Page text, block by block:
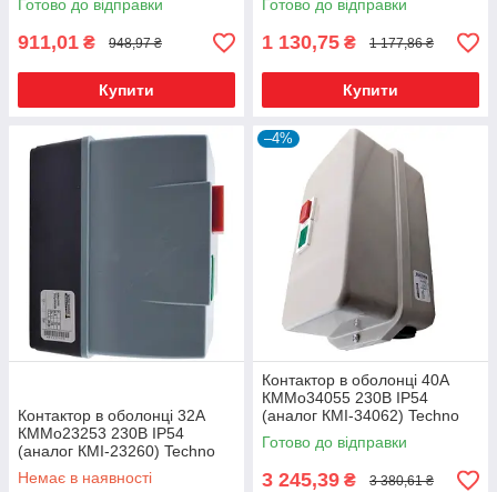
Готово до відправки
911,01 ₴ 948,97 ₴
Купити
Готово до відправки
1 130,75 ₴ 1 177,86 ₴
Купити
Контактор в оболонці 32А
КММо23253 230В IP54
(аналог КМІ-23260) Techno
Systems
Немає в наявності
–4%
Контактор в оболонці 40А
КММо34055 230В IP54
(аналог КМІ-34062) Techno
Systems
Готово до відправки
3 245,39 ₴ 3 380,61 ₴